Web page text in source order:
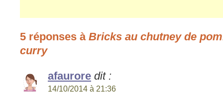
5 réponses à Bricks au chutney de
curry
afaurore dit :
14/10/2014 à 21:36